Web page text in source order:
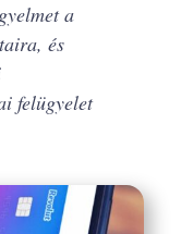
a
és
felügyelet